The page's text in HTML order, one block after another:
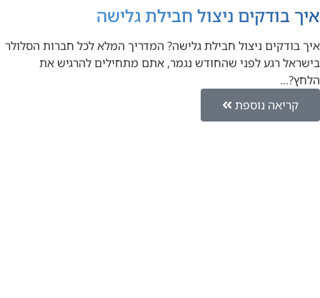
איך בודקים ניצול חבילת גלישה
איך בודקים ניצול חבילת גלישה? המדריך המלא לכל חברות הסלולר
בישראל רגע לפני שהחודש נגמר, אתם מתחילים להרגיש את
הלחץ?…
קריאה נוספת